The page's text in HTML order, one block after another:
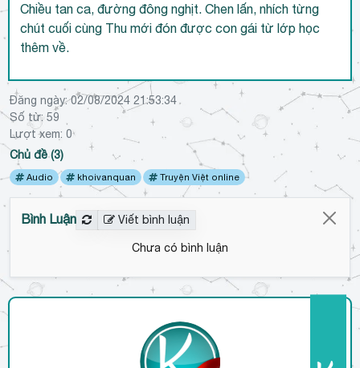
Chiều tan ca, đường đông nghịt. Chen lấn, nhích từng
chút cuối cùng Thu mới đón được con gái từ lớp học
thêm về.
Đăng ngày:02/08/2024 21:53:34
Số từ: 59
Lượt xem: 0
Chủ đề (3)
Audio khoivanquan Truyện Việt online
Bình Luận Viết bình luận
Chưa có bình luận